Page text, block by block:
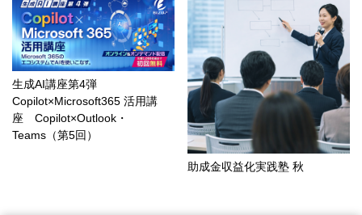
生成AI講座第4弾
Copilot×Microsoft365 活用講
座 Copilot×Outlook・
Teams（第5回）
助成金収益化実践塾 秋